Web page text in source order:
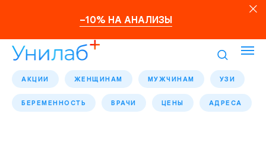
–10% НА АНАЛИЗЫ
АКЦИИ ЖЕНЩИНАМ МУЖЧИНАМ УЗИ
БЕРЕМЕННОСТЬ ВРАЧИ ЦЕНЫ АДРЕСА